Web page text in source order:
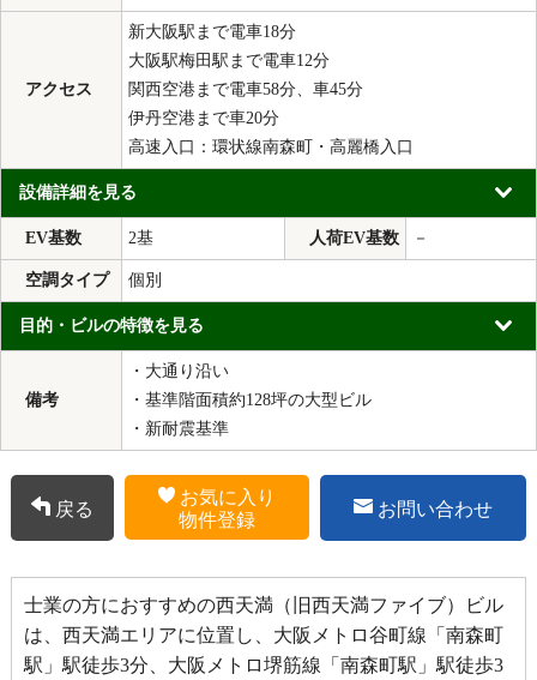
アクセス
新大阪駅まで電車18分
大阪駅梅田駅まで電車12分
関西空港まで電車58分、車45分
伊丹空港まで車20分
高速入口：環状線南森町・高麗橋入口
設備詳細を見る
EV基数 2基 人荷EV基数 －
空調タイプ 個別
目的・ビルの特徴を見る
備考
・大通り沿い
・基準階面積約128坪の大型ビル
・新耐震基準
戻る
お気に入り
物件登録
お問い合わせ
士業の方におすすめの西天満（旧西天満ファイブ）ビル
は、西天満エリアに位置し、大阪メトロ谷町線「南森町
駅」駅徒歩3分、大阪メトロ堺筋線「南森町駅」駅徒歩3